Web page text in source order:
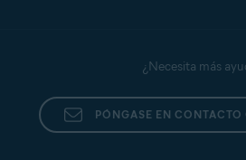
¿Necesita más
PÓNGASE EN